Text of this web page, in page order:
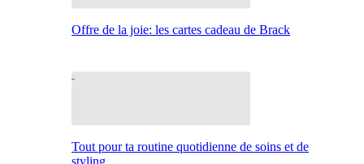
Offre de la joie: les cartes cadeau de Brack
Tout pour ta routine quotidienne de soins et de
styling